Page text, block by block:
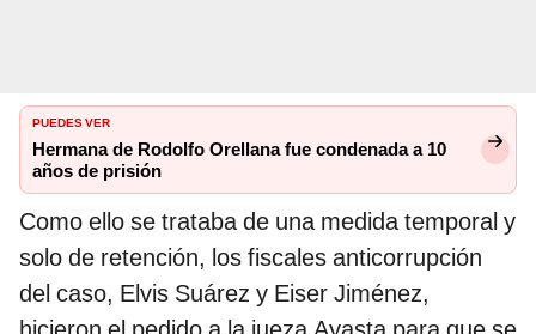
PUEDES VER
Hermana de Rodolfo Orellana fue condenada a 10
años de prisión
Como ello se trataba de una medida temporal y
solo de retención, los fiscales anticorrupción
del caso, Elvis Suárez y Eiser Jiménez,